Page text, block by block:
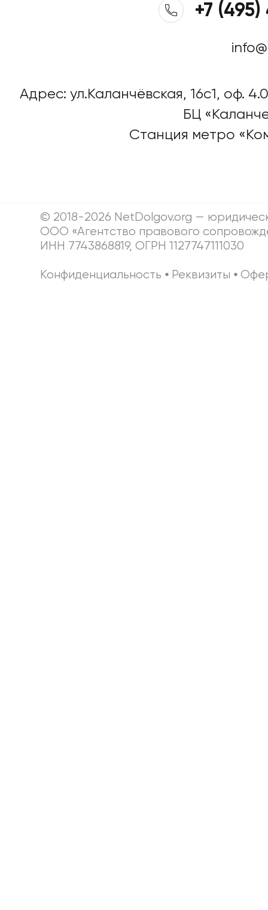
+7
Адрес: ул.Каланчёвская, 16c1, оф.
БЦ
Станция метро
© 2018-2026 NetDolgov.org —
ООО «Агентство правового
ИНН 7743868819, ОГРН 1127747111030
Конфиденциальность ⦁ Реквизиты ⦁